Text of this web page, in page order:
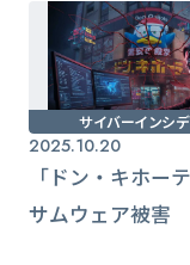
サイバーインシ
2025.10.20
「ドン・キホー
サムウェア被害